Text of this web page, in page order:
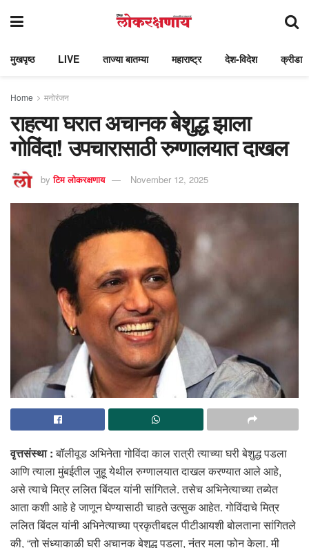
मुखपृष्ठ LIVE ताज्या बातम्या महाराष्ट्र देश-विदेश क्रीडा
Home मनोरंजन
राहत्या घरात अचानक बेशुद्ध झाला
गोविंदा! उपचारासाठी रुग्णालयात दाखल
by टिम लोकरक्षणाय November 12, 2025
वृत्तसंस्था :बॉलीवूड अभिनेता गोविंदा काल रात्री त्याच्या घरी बेशुद्ध पडला
आणि त्याला मुंबईतील जुहू येथील रुग्णालयात दाखल करण्यात आले आहे,
असे त्याचे मित्र ललित बिंदल यांनी सांगितले. तसेच अभिनेत्याच्या तब्येत
आता कशी आहे हे जाणून घेण्यासाठी चाहते उत्सुक आहेत. गोविंदाचे मित्र
ललित बिंदल यांनी अभिनेत्याच्या प्रकृतीबद्दल पीटीआयशी बोलताना सांगितले
की, “तो संध्याकाळी घरी अचानक बेशुद्ध पडला, नंतर मला फोन केला. मी